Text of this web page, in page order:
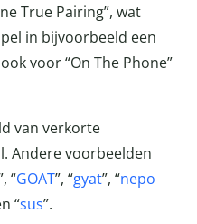
True Pairing”, wat
in bijvoorbeeld een
voor “On The Phone”
van verkorte
Andere voorbeelden
“GOAT”, “gyat”, “nepo
“sus”.